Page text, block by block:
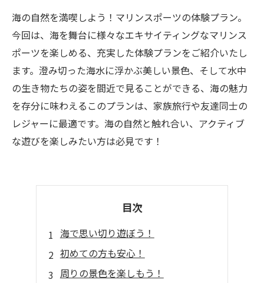
海の自然を満喫しよう！マリンスポーツの体験プラン。
今回は、海を舞台に様々なエキサイティングなマリンス
ポーツを楽しめる、充実した体験プランをご紹介いたし
ます。澄み切った海水に浮かぶ美しい景色、そして水中
の生き物たちの姿を間近で見ることができる、海の魅力
を存分に味わえるこのプランは、家族旅行や友達同士の
レジャーに最適です。海の自然と触れ合い、アクティブ
な遊びを楽しみたい方は必見です！
目次
海で思い切り遊ぼう！
初めての方も安心！
周りの景色を楽しもう！